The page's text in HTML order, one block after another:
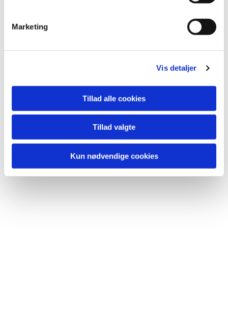
Marketing
Vis detaljer
Tillad alle cookies
Tillad valgte
Kun nødvendige cookies
lide...